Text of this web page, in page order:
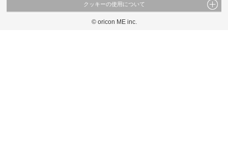
これらの情報を権利者の許可なく無断転載・複製などの二次利用を行うことは固く禁じて
当サイトに掲載している内容はすべてサービスの利用者が提出された見解・感想です。
弊社の見解・ 意見ではないことをご理解いただいた上でご覧ください。
クッキーの使用について
このサイトでは Cookie を使用して、ユーザーに合わせたコンテンツや広告の表示、ソー
© oricon ME inc.